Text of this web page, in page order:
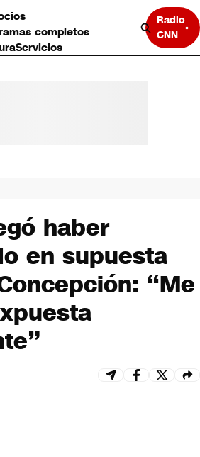
completos
Servicios
Radio
CNN
haber
en supuesta
“Me